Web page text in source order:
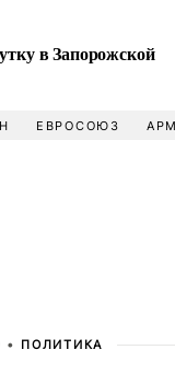
в Запорожской
ЕВРОСОЮЗ
• ПОЛИТИКА